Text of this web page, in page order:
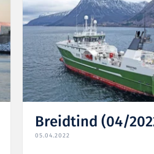
Breidtind (04/
05.04.2022